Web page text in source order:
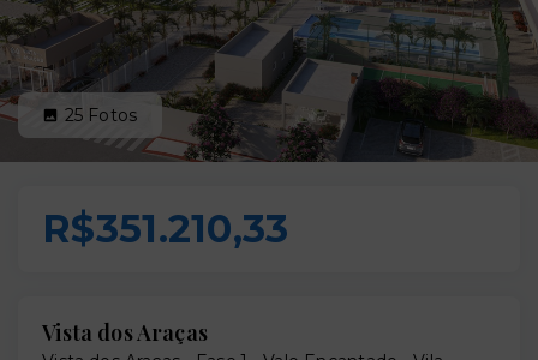
25 Fotos
R$351.210,33
Vista dos Araças